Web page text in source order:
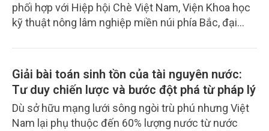
trường trong việc đưa thể chế thực sự trở thành
động lực phát triển.
phối hợp với Hiệp hội Chè Việt Nam, Viện Khoa học
kỹ thuật nông lâm nghiệp miền núi phía Bắc, đại
nghiên cứu, bảo tồn và phát huy giá trị vườn trà cổ
núi Hòn Chảo thôn Mỹ Thành, xã Hòa Mỹ.
Giải bài toán sinh tồn của tài nguyên nước:
Tư duy chiến lược và bước đột phá từ pháp lý
Dù sở hữu mạng lưới sông ngòi trù phú nhưng Việt
Nam lại phụ thuộc đến 60% lượng nước từ nước